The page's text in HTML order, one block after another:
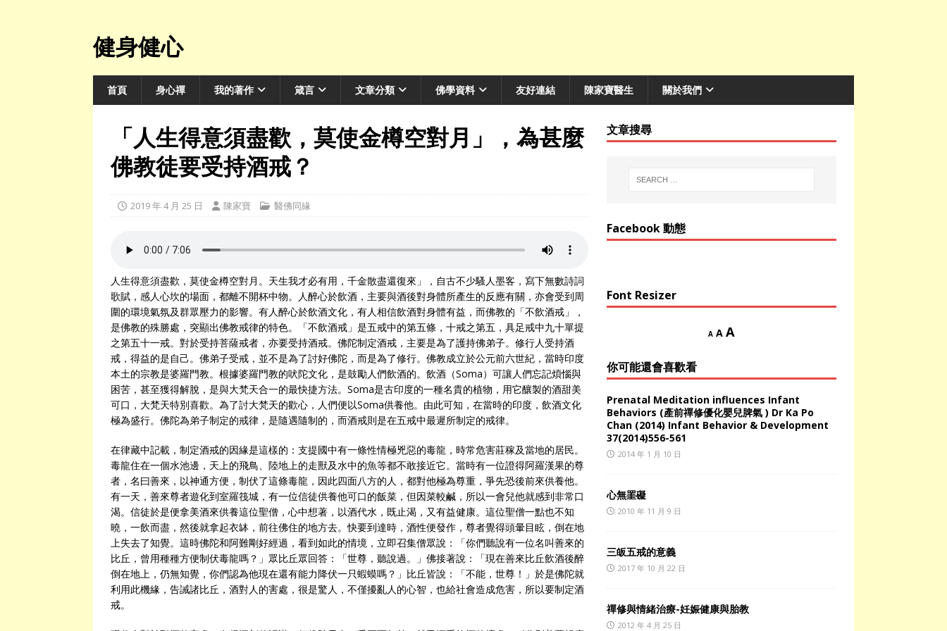
健身健心
首頁 身心禪 我的著作 箴言 文章分類 佛學資料 友好連結 陳家寶醫生 關於我們
「人生得意須盡歡，莫使金樽空對月」，為甚麼
佛教徒要受持酒戒？
2019 年 4 月 25 日 陳家寶 醫佛同緣
人生得意須盡歡，莫使金樽空對月。天生我才必有用，千金散盡還復來」，自古不少騷人墨客，寫下無數詩詞
歌賦，感人心坎的場面，都離不開杯中物。人醉心於飲酒，主要與酒後對身體所產生的反應有關，亦會受到周
圍的環境氣氛及群眾壓力的影響。有人醉心於飲酒文化，有人相信飲酒對身體有益，而佛教的「不飲酒戒」，
是佛教的殊勝處，突顯出佛教戒律的特色。「不飲酒戒」是五戒中的第五條，十戒之第五，具足戒中九十單提
之第五十一戒。對於受持菩薩戒者，亦要受持酒戒。佛陀制定酒戒，主要是為了護持佛弟子。修行人受持酒
戒，得益的是自己。佛弟子受戒，並不是為了討好佛陀，而是為了修行。佛教成立於公元前六世紀，當時印度
本土的宗教是婆羅門教。根據婆羅門教的吠陀文化，是鼓勵人們飲酒的。飲酒（Soma）可讓人們忘記煩惱與
困苦，甚至獲得解脫，是與大梵天合一的最快捷方法。Soma是古印度的一種名貴的植物，用它釀製的酒甜美
可口，大梵天特別喜歡。為了討大梵天的歡心，人們便以Soma供養他。由此可知，在當時的印度，飲酒文化
極為盛行。佛陀為弟子制定的戒律，是隨遇隨制的，而酒戒則是在五戒中最遲所制定的戒律。
在律藏中記載，制定酒戒的因緣是這樣的：支提國中有一條性情極兇惡的毒龍，時常危害莊稼及當地的居民。
毒龍住在一個水池邊，天上的飛鳥、陸地上的走獸及水中的魚等都不敢接近它。當時有一位證得阿羅漢果的尊
者，名曰善來，以神通方便，制伏了這條毒龍，因此四面八方的人，都對他極為尊重，爭先恐後前來供養他。
有一天，善來尊者遊化到室羅筏城，有一位信徒供養他可口的飯菜，但因菜較鹹，所以一會兒他就感到非常口
渴。信徒於是便拿美酒來供養這位聖僧，心中想著，以酒代水，既止渴，又有益健康。這位聖僧一點也不知
曉，一飲而盡，然後就拿起衣缽，前往佛住的地方去。快要到達時，酒性便發作，尊者覺得頭暈目眩，倒在地
上失去了知覺。這時佛陀和阿難剛好經過，看到如此的情境，立即召集僧眾說：「你們聽說有一位名叫善來的
比丘，曾用種種方便制伏毒龍嗎？」眾比丘眾回答：「世尊，聽說過。」佛接著說：「現在善來比丘飲酒後醉
倒在地上，仍無知覺，你們認為他現在還有能力降伏一只蝦蟆嗎？」比丘皆說：「不能，世尊！」於是佛陀就
利用此機緣，告誡諸比丘，酒對人的害處，很是驚人，不僅擾亂人的心智，也給社會造成危害，所以要制定酒
戒。
文章搜尋
Facebook 動態
Font Resizer
A A A
你可能還會喜歡看
Prenatal Meditation influences Infant
Behaviors (產前禪修優化嬰兒脾氣 ) Dr Ka Po
Chan (2014) Infant Behavior & Development
37(2014)556-561
2014 年 1 月 10 日
心無罣礙
2010 年 11 月 9 日
三皈五戒的意義
2017 年 10 月 22 日
禪修與情緒治療-妊娠健康與胎教
2012 年 4 月 25 日